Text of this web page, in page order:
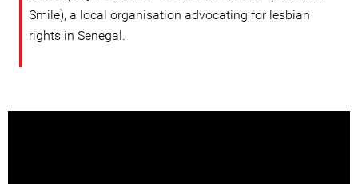
Smile), a local organisation advocating for lesbian
rights in Senegal.